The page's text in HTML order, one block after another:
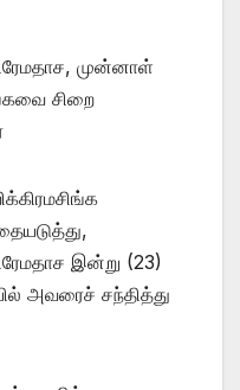
முன்னாள்
சிறை
இன்று (23)
அவரைச் சந்தித்து